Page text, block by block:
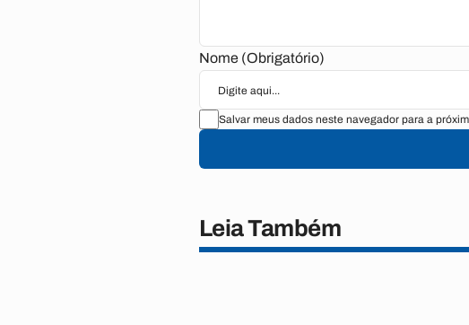
Nome (Obrigatório)
Salvar meus dados neste navegador para a
Leia Também